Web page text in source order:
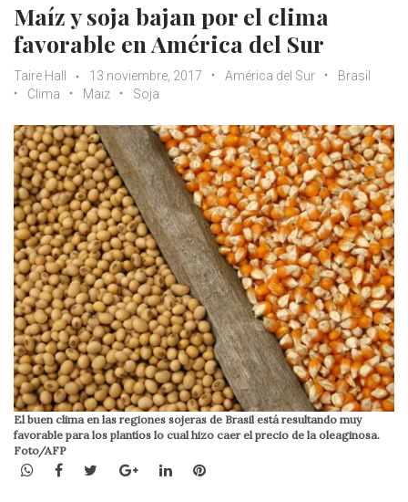
Maíz y soja bajan por el clima
favorable en América del Sur
Taire Hall 13 noviembre, 2017 América del Sur
Brasil
Clima
Maiz Soja
El buen clima en las regiones sojeras de Brasil está resultando muy
favorable para los plantíos lo cual hizo caer el precio de la oleaginosa.
Foto/AFP
WhatsApp
Facebook
TwitterGoogle+LinkedInPinterest